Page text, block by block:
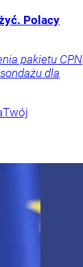
Polacy
pakietu CPN
dla
Twój